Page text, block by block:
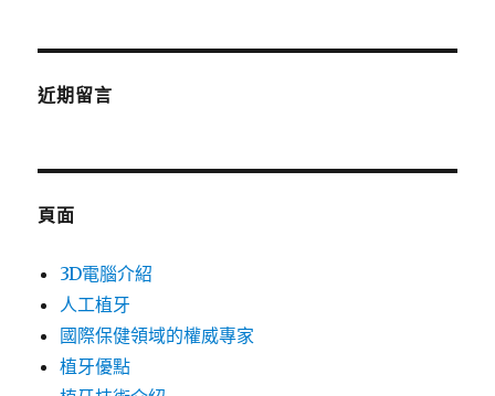
鍵
近期留言
頁面
3D電腦介紹
人工植牙
國際保健領域的權威專家
植牙優點